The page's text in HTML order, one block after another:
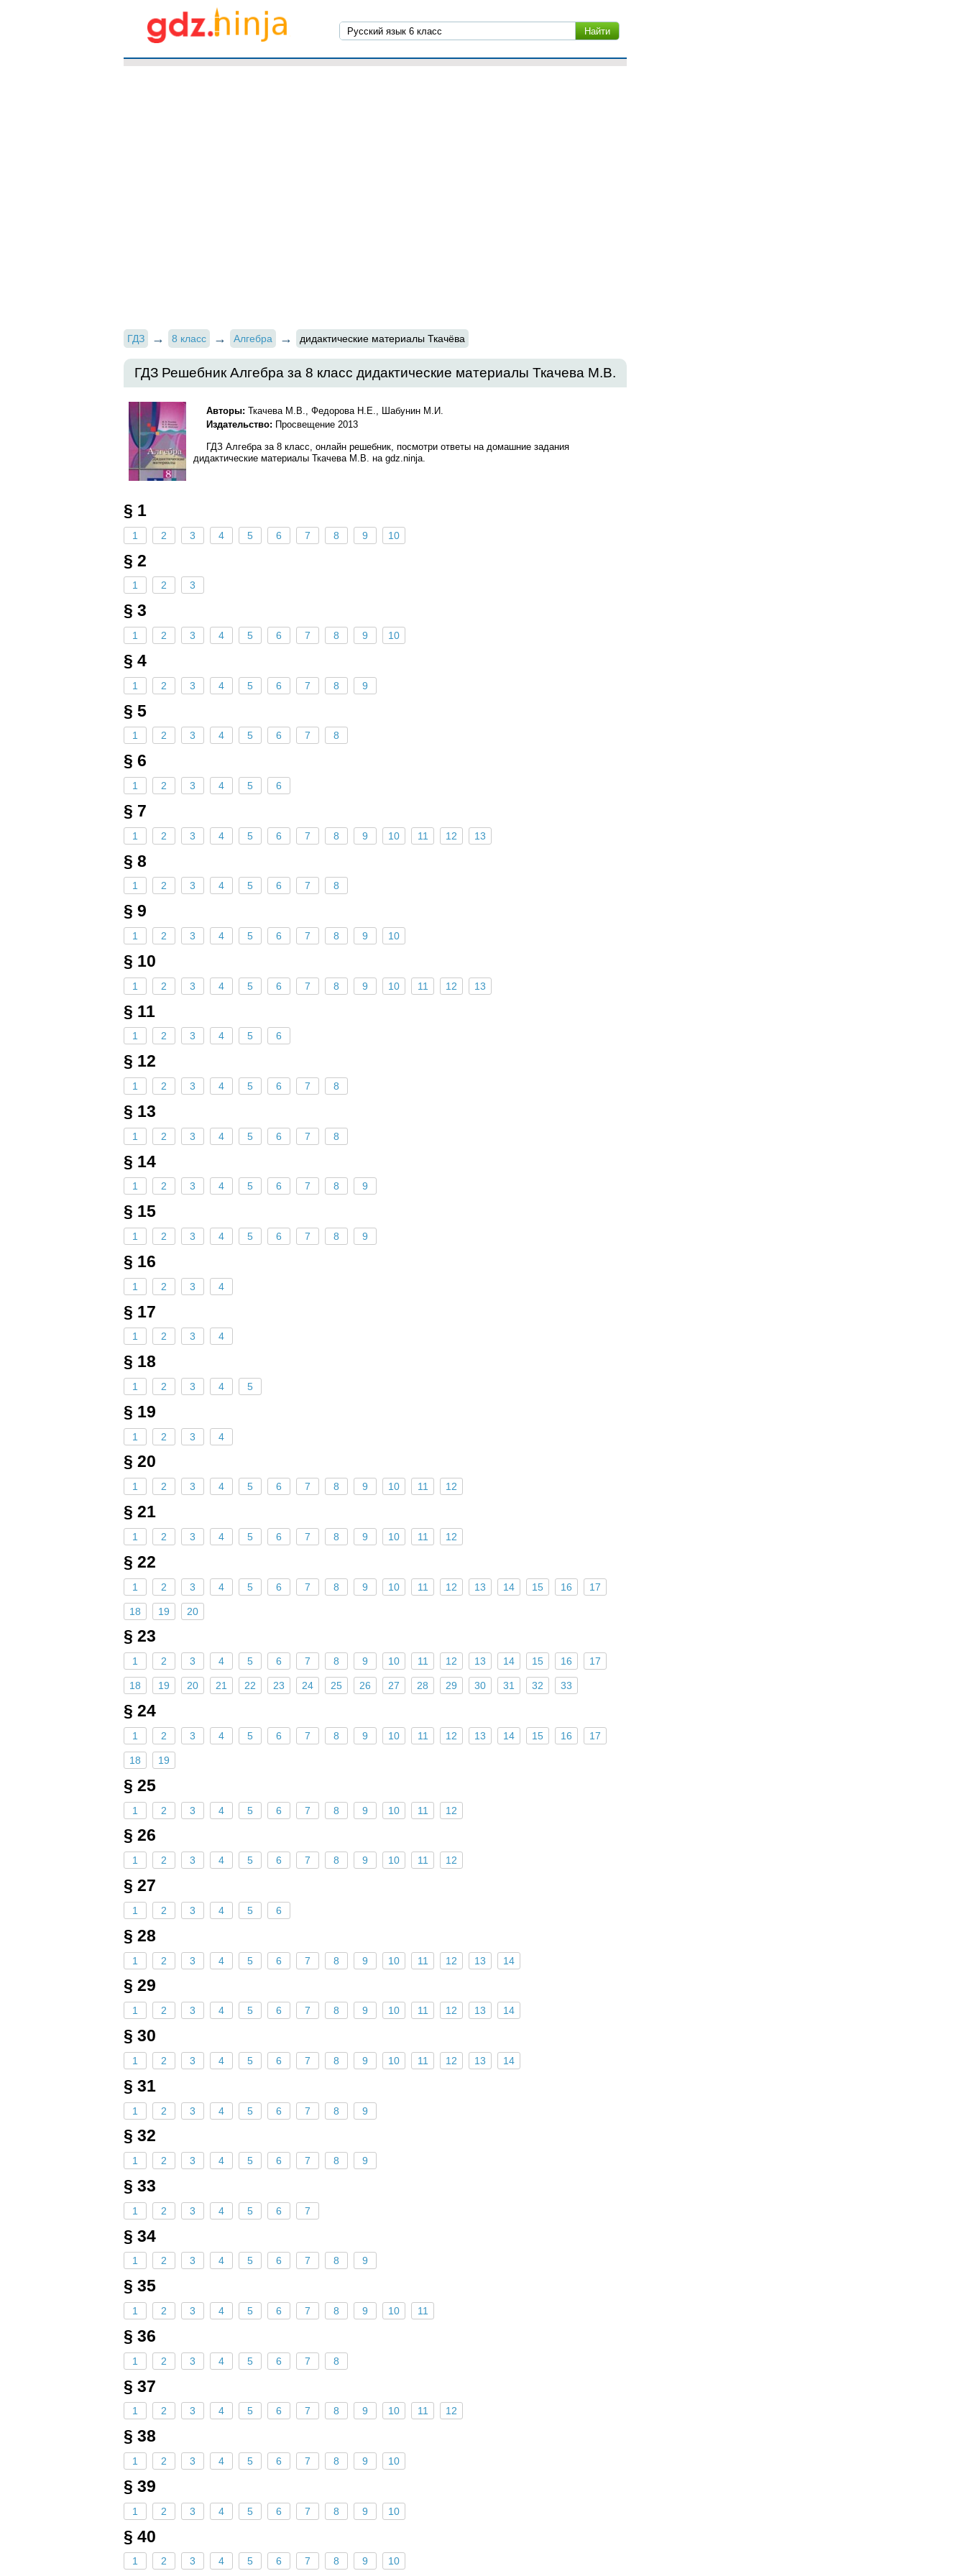
ГДЗ 8 класс Алгебра дидактические материалы Ткачёва
ГДЗ Решебник Алгебра за 8 класс дидактические материалы Ткачева М.В.
Авторы: Ткачева М.В., Федорова Н.Е., Шабунин М.И.
Издательство: Просвещение 2013
ГДЗ Алгебра за 8 класс, онлайн решебник, посмотри ответы на домашние задания
дидактические материалы Ткачева М.В. на gdz.ninja.
§ 1
1 2 3 4 5 6 7 8 9 10
§ 2
1 2 3
§ 3
1 2 3 4 5 6 7 8 9 10
§ 4
1 2 3 4 5 6 7 8 9
§ 5
1 2 3 4 5 6 7 8
§ 6
1 2 3 4 5 6
§ 7
1 2 3 4 5 6 7 8 9 10 11 12 13
§ 8
1 2 3 4 5 6 7 8
§ 9
1 2 3 4 5 6 7 8 9 10
§ 10
1 2 3 4 5 6 7 8 9 10 11 12 13
§ 11
1 2 3 4 5 6
§ 12
1 2 3 4 5 6 7 8
§ 13
1 2 3 4 5 6 7 8
§ 14
1 2 3 4 5 6 7 8 9
§ 15
1 2 3 4 5 6 7 8 9
§ 16
1 2 3 4
§ 17
1 2 3 4
§ 18
1 2 3 4 5
§ 19
1 2 3 4
§ 20
1 2 3 4 5 6 7 8 9 10 11 12
§ 21
1 2 3 4 5 6 7 8 9 10 11 12
§ 22
1 2 3 4 5 6 7 8 9 10 11 12 13 14 15 16 17
18 19 20
§ 23
1 2 3 4 5 6 7 8 9 10 11 12 13 14 15 16 17
18 19 20 21 22 23 24 25 26 27 28 29 30 31 32 33
§ 24
1 2 3 4 5 6 7 8 9 10 11 12 13 14 15 16 17
18 19
§ 25
1 2 3 4 5 6 7 8 9 10 11 12
§ 26
1 2 3 4 5 6 7 8 9 10 11 12
§ 27
1 2 3 4 5 6
§ 28
1 2 3 4 5 6 7 8 9 10 11 12 13 14
§ 29
1 2 3 4 5 6 7 8 9 10 11 12 13 14
§ 30
1 2 3 4 5 6 7 8 9 10 11 12 13 14
§ 31
1 2 3 4 5 6 7 8 9
§ 32
1 2 3 4 5 6 7 8 9
§ 33
1 2 3 4 5 6 7
§ 34
1 2 3 4 5 6 7 8 9
§ 35
1 2 3 4 5 6 7 8 9 10 11
§ 36
1 2 3 4 5 6 7 8
§ 37
1 2 3 4 5 6 7 8 9 10 11 12
§ 38
1 2 3 4 5 6 7 8 9 10
§ 39
1 2 3 4 5 6 7 8 9 10
§ 40
1 2 3 4 5 6 7 8 9 10